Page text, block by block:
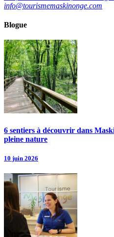
info@tourismemaskinonge.com
Blogue
6 sentiers à découvrir dans
pleine nature
10 juin 2026